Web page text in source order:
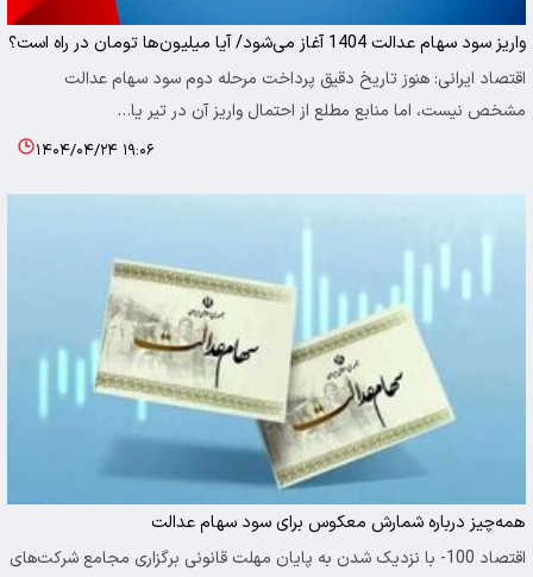
واریز سود سهام عدالت 1404 آغاز می‌شود/ آیا میلیون‌ها تومان در راه است؟
اقتصاد ایرانی: هنوز تاریخ دقیق پرداخت مرحله دوم سود سهام عدالت
مشخص نیست، اما منابع مطلع از احتمال واریز آن در تیر یا…
۱۴۰۴/۰۴/۲۴ ۱۹:۰۶
همه‌چیز درباره شمارش معکوس برای سود سهام عدالت
اقتصاد 100- با نزدیک شدن به پایان مهلت قانونی برگزاری مجامع شرکت‌های